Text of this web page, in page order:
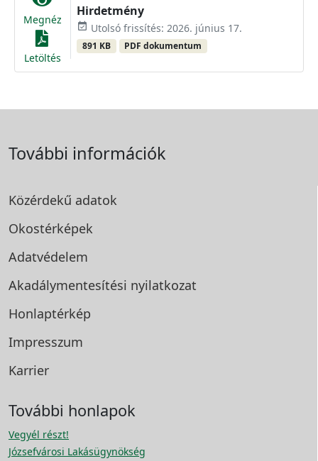
Megnéz
Letöltés
Hirdetmény
event_available Utolsó frissítés: 2026. június 17.
891 KB PDF dokumentum
További információk
Közérdekű adatok
Okostérképek
Adatvédelem
Akadálymentesítési nyilatkozat
Honlaptérkép
Impresszum
Karrier
További honlapok
Vegyél részt!
Józsefvárosi Lakásügynökség